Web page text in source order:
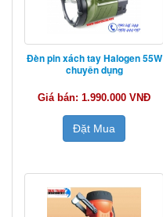
Đèn pin xách tay Halogen 55W
chuyên dụng
Giá bán: 1.990.000 VNĐ
Đặt Mua